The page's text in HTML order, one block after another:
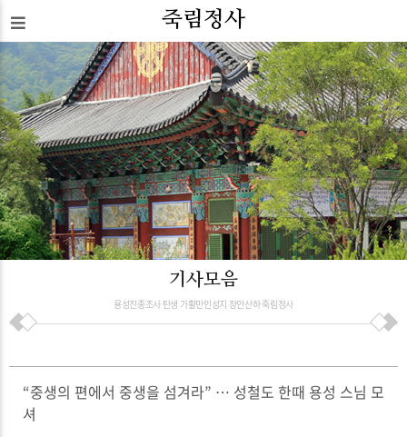
죽림정사
기사모음
용성진종조사 탄생 가활만인성지 장안산하 죽림정사
“중생의 편에서 중생을 섬겨라” … 성철도 한때 용성 스님 모
셔